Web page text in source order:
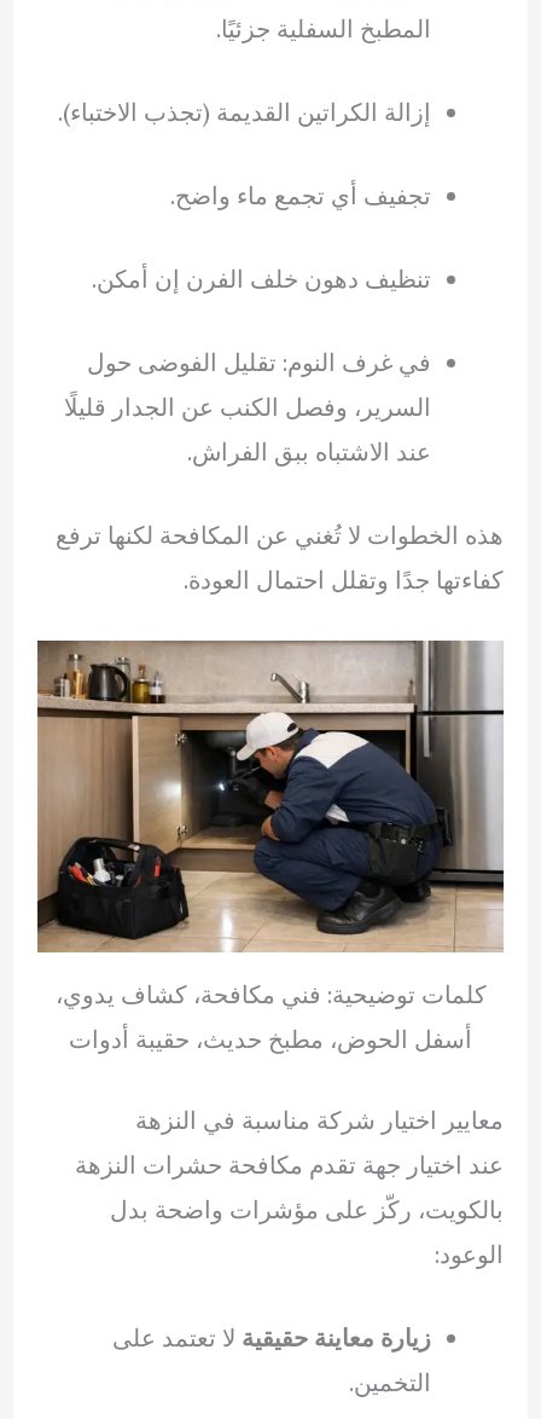
المطبخ السفلية جزئيًا.
إزالة الكراتين القديمة (تجذب الاختباء).
تجفيف أي تجمع ماء واضح.
تنظيف دهون خلف الفرن إن أمكن.
في غرف النوم: تقليل الفوضى حول
السرير، وفصل الكنب عن الجدار قليلًا
عند الاشتباه ببق الفراش.
هذه الخطوات لا تُغني عن المكافحة لكنها ترفع
كفاءتها جدًا وتقلل احتمال العودة.
كلمات توضيحية: فني مكافحة، كشاف يدوي،
أسفل الحوض، مطبخ حديث، حقيبة أدوات
معايير اختيار شركة مناسبة في النزهة
عند اختيار جهة تقدم مكافحة حشرات النزهة
بالكويت، ركّز على مؤشرات واضحة بدل
الوعود:
زيارة معاينة حقيقية لا تعتمد على
التخمين.